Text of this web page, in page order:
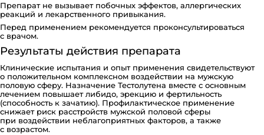
Препарат не вызывает побочных эффектов, аллергических
реакций и лекарственного привыкания.
Перед применением рекомендуется проконсультироваться
с врачом.
Результаты действия препарата
Клинические испытания и опыт применения свидетельствуют
о положительном комплексном воздействии на мужскую
половую сферу. Назначение Тестолутена вместе с основным
лечением повышает либидо, эрекцию и фертильность
(способность к зачатию). Профилактическое применение
снижает риск расстройств мужской половой сферы
при воздействии неблагоприятных факторов, а также
с возрастом.